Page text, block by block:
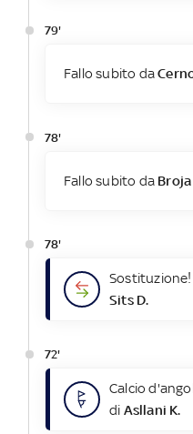
79'
Fallo subito da
78'
Fallo subito da Broja
78'
Sostituzione!
Sits D.
72'
Calcio
di Asllani K.